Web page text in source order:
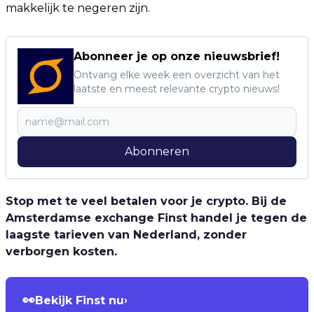
makkelijk te negeren zijn.
Abonneer je op onze nieuwsbrief!
Ontvang elke week een overzicht van het
laatste en meest relevante crypto nieuws!
Abonneren
Stop met te veel betalen voor je crypto. Bij de
Amsterdamse exchange Finst handel je tegen de
laagste tarieven van Nederland, zonder
verborgen kosten.
👀Bekijk Finst nu›